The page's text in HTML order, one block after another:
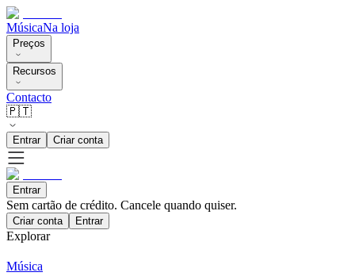
MúsicaNa loja
Preços
Recursos
Contacto
🇵🇹
Entrar Criar conta
Entrar
Sem cartão de crédito. Cancele quando quiser.
Criar conta Entrar
Explorar
Música